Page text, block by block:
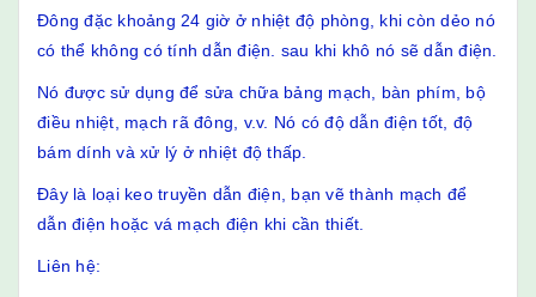
Đông đặc khoảng 24 giờ ở nhiệt độ phòng, khi còn dẻo nó
có thể không có tính dẫn điện. sau khi khô nó sẽ dẫn điện.
Nó được sử dụng để sửa chữa bảng mạch, bàn phím, bộ
điều nhiệt, mạch rã đông, v.v. Nó có độ dẫn điện tốt, độ
bám dính và xử lý ở nhiệt độ thấp.
Đây là loại keo truyền dẫn điện, bạn vẽ thành mạch để
dẫn điện hoặc vá mạch điện khi cần thiết.
Liên hệ: